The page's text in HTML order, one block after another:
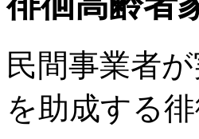
民間事業者
を助成する